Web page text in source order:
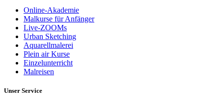
Online-Akademie
Malkurse für Anfänger
Live-ZOOMs
Urban Sketching
Aquarellmalerei
Plein air Kurse
Einzelunterricht
Malreisen
Unser Service